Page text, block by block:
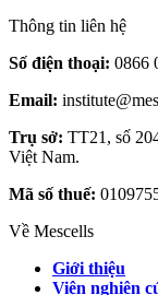
Thông tin liên hệ
Số điện thoại: 0866
Email:
Trụ sở: TT21, số
Việt Nam.
Mã số thuế:
Về Mescells
Giới thiệu
Viện nghiên